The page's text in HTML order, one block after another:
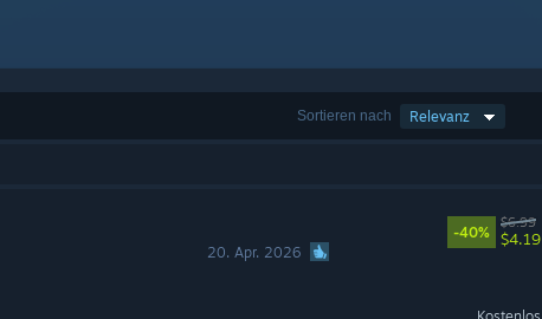
Sortieren nach Relevanz
20. Apr. 2026
-40%
$6.99
$4.19